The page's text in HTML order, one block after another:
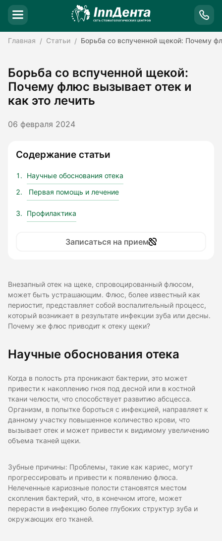
Главная Статьи Борьба со вспученной щекой: Почему
Борьба со вспученной щекой:
Почему флюс вызывает отек и
как это лечить
06 февраля 2024
Содержание статьи
Научные обоснования отека
Первая помощь и лечение
Профилактика
Записаться на прием
Внезапный отек на щеке, спровоцированный флюсом,
может быть устрашающим. Флюс, более известный как
периостит, представляет собой воспалительный процесс,
который возникает в результате инфекции зуба или десны.
Почему же флюс приводит к отеку щеки?
Научные обоснования отека
Когда в полость рта проникают бактерии, это может
привести к накоплению гноя под десной или в костной
ткани челюсти, что способствует развитию абсцесса.
Организм, в попытке бороться с инфекцией, направляет к
данному участку повышенное количество крови, что
вызывает отек и может привести к видимому увеличению
объема тканей щеки.
Зубные причины: Проблемы, такие как кариес, могут
прогрессировать и привести к появлению флюса.
Нелеченные кариозные полости становятся местом
скопления бактерий, что, в конечном итоге, может
перерасти в инфекцию более глубоких структур зуба и
окружающих его тканей.